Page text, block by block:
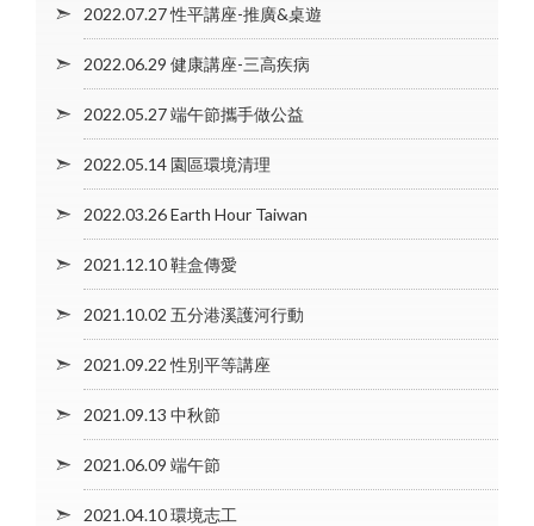
2022.07.27 性平講座-推廣&桌遊
2022.06.29 健康講座-三高疾病
2022.05.27 端午節攜手做公益
2022.05.14 園區環境清理
2022.03.26 Earth Hour Taiwan
2021.12.10 鞋盒傳愛
2021.10.02 五分港溪護河行動
2021.09.22 性別平等講座
2021.09.13 中秋節
2021.06.09 端午節
2021.04.10 環境志工